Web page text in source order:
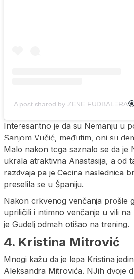
A post shared by ZENE FUDBALERA
Interesantno je da su Nemanju u
Sanjom Vučić, međutim, oni su
Malo nakon toga saznalo se da je
ukrala atraktivna Anastasija, a od
razdvaja pa je Cecina naslednica
preselila se u Španiju.
Nakon crkvenog venčanja prošle
upriličili i intimno venčanje u vili na
je Gudelj odmah otišao na trening.
4. Kristina Mitrović
Mnogi kažu da je lepa Kristina
Aleksandra Mitrovića. NJih dvoje